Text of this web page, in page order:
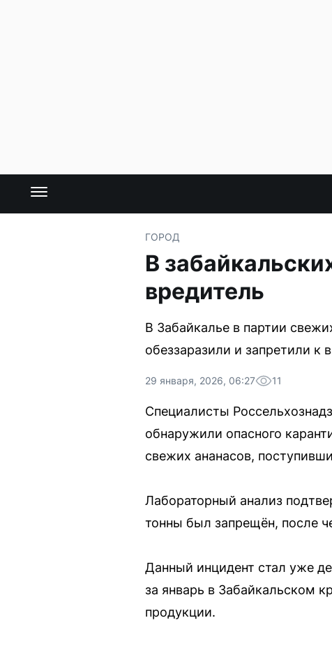
ГОРОД
В
вредитель
В Забайкалье в партии
обеззаразили и запретили к
29 января, 2026, 06:27 11
Специалисты
обнаружили опасного
свежих ананасов,
Лабораторный анализ
тонны был запрещён, после
Данный инцидент стал уже
за январь в Забайкальском
продукции.